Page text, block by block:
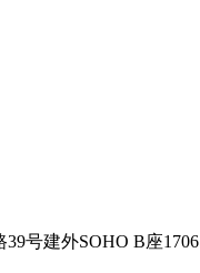
号建外SOHO B座1706